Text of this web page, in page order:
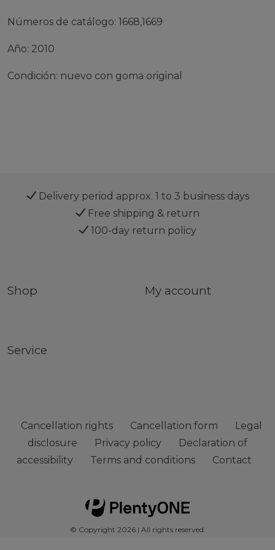
Números de catálogo: 1668,1669
Año: 2010
Condición: nuevo con goma original
Delivery period approx. 1 to 3 business days
Free shipping & return
100-day return policy
Shop My account
Service
Cancellation rights Cancellation form
Legal
disclosure
Privacy policy
Declaration of
accessibility
Terms and conditions Contact
© Copyright 2026 | All rights reserved.